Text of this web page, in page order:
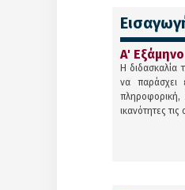
Α' Εξάμηνο
Η διδασκαλία
να παράσχει
πληροφορική,
ικανότητες